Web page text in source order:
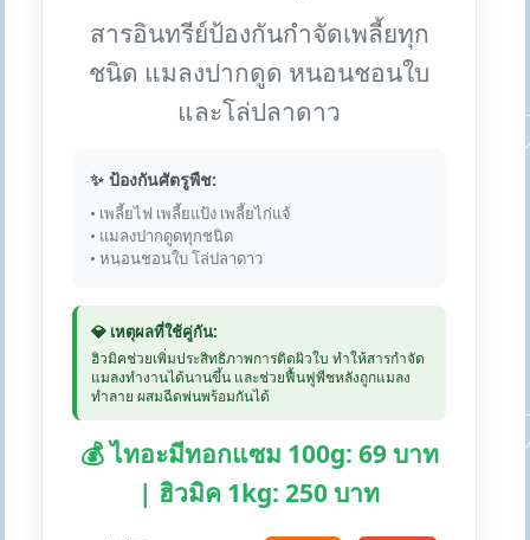
สารอินทรีย์ป้องกันกำจัดเพลี้ยทุก
ชนิด แมลงปากดูด หนอนชอนใบ
และโล่ปลาดาว
✨ ป้องกันศัตรูพืช:
• เพลี้ยไฟ เพลี้ยแป้ง เพลี้ยไก่แจ้
• แมลงปากดูดทุกชนิด
• หนอนชอนใบ โล่ปลาดาว
💎 เหตุผลที่ใช้คู่กัน:
ฮิวมิคช่วยเพิ่มประสิทธิภาพการติดผิวใบ ทำให้สารกำจัด
แมลงทำงานได้นานขึ้น และช่วยฟื้นฟูพืชหลังถูกแมลง
ทำลาย ผสมฉีดพ่นพร้อมกันได้
💰 ไทอะมีทอกแซม 100g: 69 บาท
| ฮิวมิค 1kg: 250 บาท